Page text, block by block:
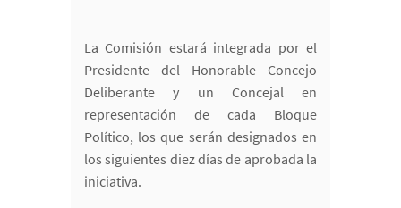
La Comisión estará integrada por el
Presidente del Honorable Concejo
Deliberante y un Concejal en
representación de cada Bloque
Político, los que serán designados en
los siguientes diez días de aprobada la
iniciativa.